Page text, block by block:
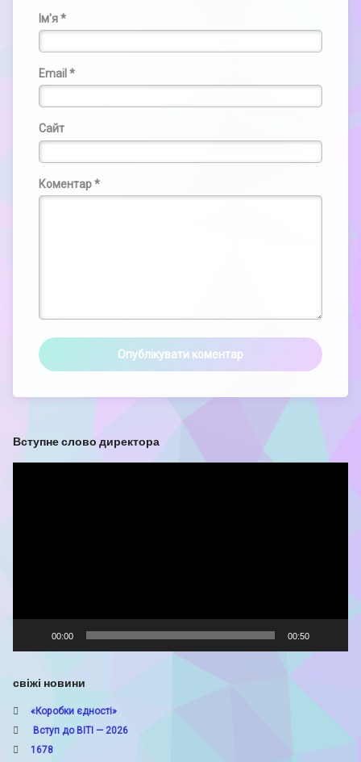
Ім'я*
Email *
Сайт
Коментар*
Вступне слово директора
00:00 00:50
свіжі новини
«Коробки єдності»
Вступ до ВІТІ — 2026
1678